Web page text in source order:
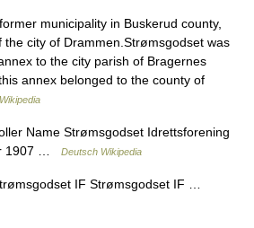
municipality in Buskerud county,
the city of Drammen.Strømsgodset was
to the city parish of Bragernes
annex belonged to the county of
Wikipedia
Name Strømsgodset Idrettsforening
1907 …
Deutsch Wikipedia
IF Strømsgodset IF …